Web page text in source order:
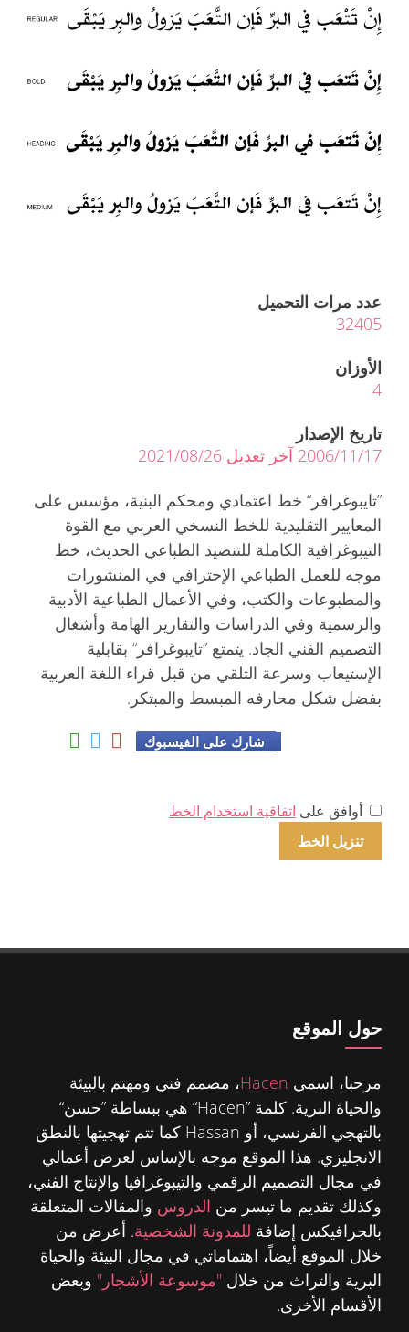
عدد مرات التحميل
32405
الأوزان
4
تاريخ الإصدار
2006/11/17 آخر تعديل 2021/08/26
”تايبوغرافر“ خط اعتمادي ومحكم البنية، مؤسس على
المعايير التقليدية للخط النسخي العربي مع القوة
التيبوغرافية الكاملة للتنضيد الطباعي الحديث، خط
موجه للعمل الطباعي الإحترافي في المنشورات
والمطبوعات والكتب، وفي الأعمال الطباعية الأدبية
والرسمية وفي الدراسات والتقارير الهامة وأشغال
التصميم الفني الجاد. يتمتع ”تايبوغرافر“ بقابلية
الإستيعاب وسرعة التلقي من قبل قراء اللغة العربية
بفضل شكل محارفه المبسط والمبتكر.
شارك على الفيسبوك
أوافق على اتفاقية استخدام الخط
حول الموقع
مرحبا، اسمي Hacen، مصمم فني ومهتم بالبيئة
والحياة البرية. كلمة ”Hacen“ هي ببساطة ”حسن“
بالتهجي الفرنسي، أو Hassan كما تتم تهجيتها بالنطق
الانجليزي. هذا الموقع موجه بالإساس لعرض أعمالي
في مجال التصميم الرقمي والتيبوغرافيا والإنتاج الفني،
وكذلك تقديم ما تيسر من الدروس والمقالات المتعلقة
بالجرافيكس إضافة للمدونة الشخصية. أعرض من
خلال الموقع أيضاً، اهتماماتي في مجال البيئة والحياة
البرية والتراث من خلال "موسوعة الأشجار" وبعض
الأقسام الأخرى.